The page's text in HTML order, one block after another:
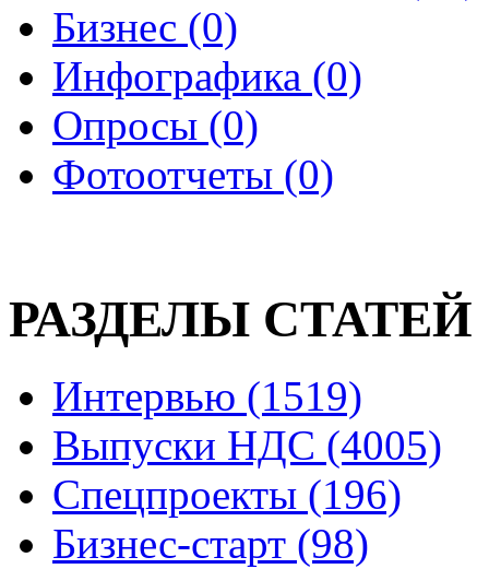
Бизнес (0)
Инфографика (0)
Опросы (0)
Фотоотчеты (0)
РАЗДЕЛЫ СТАТЕЙ
Интервью (1519)
Выпуски НДС (4005)
Спецпроекты (196)
Бизнес-старт (98)